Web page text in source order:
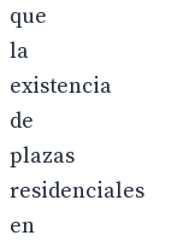
que
la
existencia
de
plazas
residenciales
en